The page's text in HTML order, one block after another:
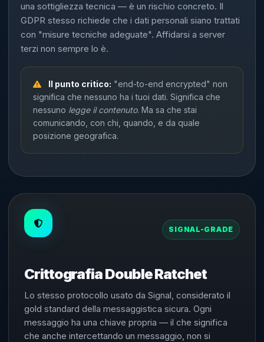
una sottigliezza tecnica — è un rischio concreto. Il
GDPR stesso richiede che i dati personali siano trattati
con "misure tecniche adeguate". Affidarsi a server
terzi non sempre lo è.
Il punto critico: "end-to-end encrypted" non
significa che nessuno ha i tuoi dati. Significa che
nessuno legge il contenuto. Ma sa che stai
comunicando, con chi, quando, e da quale
posizione geografica.
SIGNAL-GRADE
Crittografia Double Ratchet
Lo stesso protocollo usato da Signal, considerato il
gold standard della messaggistica sicura. Ogni
messaggio ha una chiave propria — il che significa
che anche intercettando un messaggio, non si